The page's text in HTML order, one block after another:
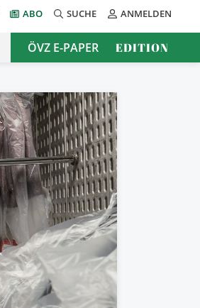
ABO SUCHE ANMELDEN
ÖVZ E-PAPER EDITION